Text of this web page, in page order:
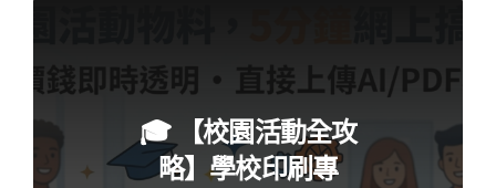
🎓 【校園活動全攻
略】學校印刷專